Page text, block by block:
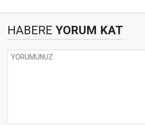
HABERE YORUM KAT